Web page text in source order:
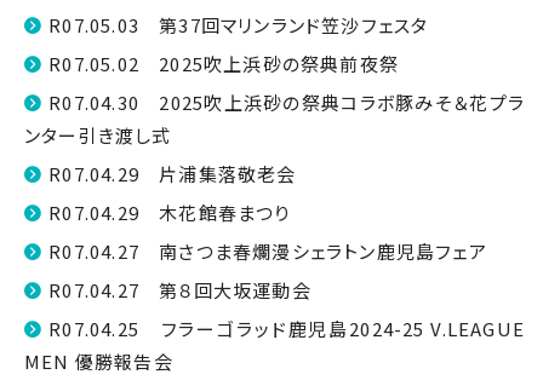
R07.05.03 第37回マリンランド笠沙フェスタ
R07.05.02 2025吹上浜砂の祭典前夜祭
R07.04.30 2025吹上浜砂の祭典コラボ豚みそ＆花プラ
ンター引き渡し式
R07.04.29 片浦集落敬老会
R07.04.29 木花館春まつり
R07.04.27 南さつま春爛漫シェラトン鹿児島フェア
R07.04.27 第８回大坂運動会
R07.04.25 フラーゴラッド鹿児島2024-25 V.LEAGUE
MEN 優勝報告会